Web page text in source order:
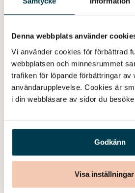
Denna webbplats använder
Vi använder cookies för förbättrad
webbplatsen och minnesrummet
trafiken för löpande förbättringar av
användarupplevelse. Cookies är
i din webbläsare av sidor du
Godkänn
Visa inställningar
Mer hos Lova